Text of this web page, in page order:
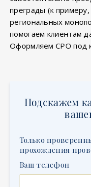
преграды (к
региональных
помогаем клиентам
Оформляем СРО под
Подскажем
Только
прохождения
Ваш телефон